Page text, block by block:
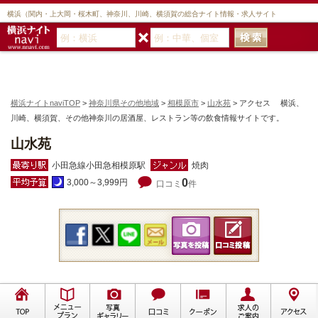
横浜（関内・上大岡・桜木町、神奈川、川崎、横須賀の総合ナイト情報・求人サイト
横浜ナイトnaviTOP > 神奈川県その他地域 > 相模原市 > 山水苑 > アクセス 横浜、
川崎、横須賀、その他神奈川の居酒屋、レストラン等の飲食情報サイトです。
山水苑
小田急線小田急相模原駅
焼肉
3,000～3,999円
口コミ 0件